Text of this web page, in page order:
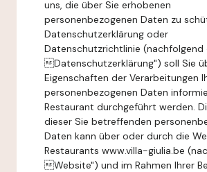
uns, die über Sie erhobenen
personenbezogenen Daten zu
Datenschutzerklärung oder
Datenschutzrichtlinie (nachfolgend
Datenschutzerklärung") soll Sie
Eigenschaften der Verarbeitungen
personenbezogenen Daten
Restaurant durchgeführt werden.
dieser Sie betreffenden
Daten kann über oder durch die
Restaurants www.villa-giulia.be
Website") und im Rahmen Ihrer